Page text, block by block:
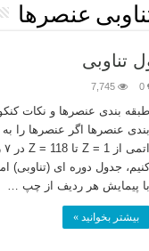
عنصرها
تناوبی
0
7,745
طبقه بندی عنصرها و نکات
بندی عنصرها اگر عنصرها را
کنیم، جدول دوره ای (تناوبی)
با پیمایش هر ردیف از چپ …
بیشتر بخوانید »